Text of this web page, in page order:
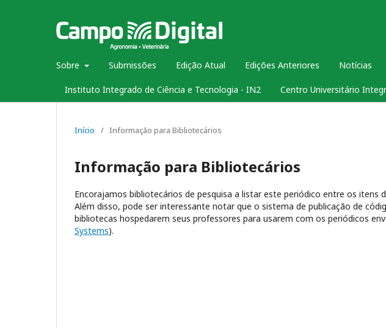
Sobre Submissões Edição Atual Edições Anteriores Notícias
Instituto Integrado de Ciência e Tecnologia - IN2 Centro Universitário
Início / Informação para Bibliotecários
Informação para Bibliotecários
Encorajamos bibliotecários de pesquisa a listar este periódico entre os itens
Além disso, pode ser interessante notar que o sistema de publicação de
bibliotecas hospedarem seus professores para usarem com os periódicos
Systems).